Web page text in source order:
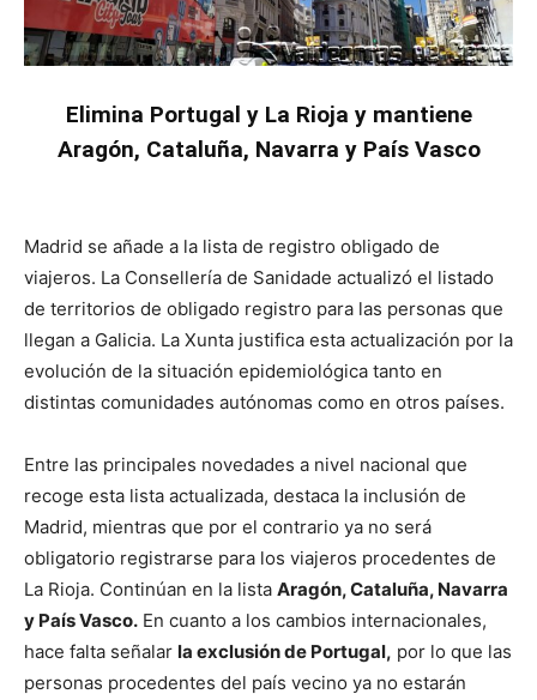
Elimina Portugal y La Rioja y mantiene
Aragón, Cataluña, Navarra y País Vasco
Madrid se añade a la lista de registro obligado de
viajeros. La Consellería de Sanidade actualizó el listado
de territorios de obligado registro para las personas que
llegan a Galicia. La Xunta justifica esta actualización por la
evolución de la situación epidemiológica tanto en
distintas comunidades autónomas como en otros países.
Entre las principales novedades a nivel nacional que
recoge esta lista actualizada, destaca la inclusión de
Madrid, mientras que por el contrario ya no será
obligatorio registrarse para los viajeros procedentes de
La Rioja. Continúan en la lista Aragón, Cataluña, Navarra
y País Vasco. En cuanto a los cambios internacionales,
hace falta señalar la exclusión de Portugal, por lo que las
personas procedentes del país vecino ya no estarán